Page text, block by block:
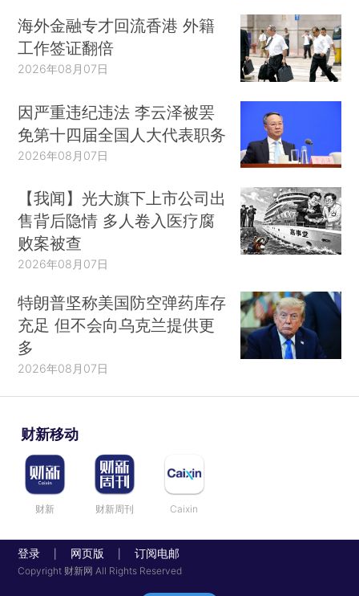
海外金融专才回流香港 外籍
工作签证翻倍
2026年08月07日
因严重违纪违法 李云泽被罢
免第十四届全国人大代表职务
2026年08月07日
【我闻】光大旗下上市公司出
售背后隐情 多人卷入医疗腐
败案被查
2026年08月07日
特朗普坚称美国防空弹药库存
充足 但不会向乌克兰提供更
多
2026年08月07日
财新移动
财新 财新周刊 Caixin
登录 网页版 订阅电邮
Copyright 财新网 All Rights Reserved